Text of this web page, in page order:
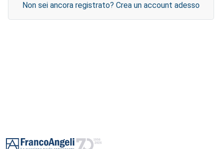
Non sei ancora registrato? Crea un account adesso